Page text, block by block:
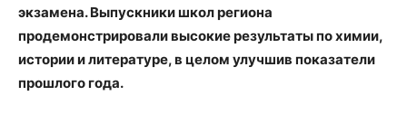
экзамена. Выпускники школ региона
продемонстрировали высокие результаты по химии,
истории и литературе, в целом улучшив показатели
прошлого года.